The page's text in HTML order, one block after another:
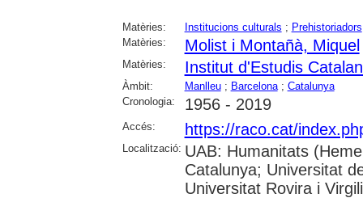
Matèries: Institucions culturals ; Prehistoriadors
Matèries:
Molist i Montañà, Miquel
Matèries: Institut d'Estudis
Àmbit: Manlleu; Barcelona; Catalunya
Cronologia:
1956 - 2019
Accés: https://raco.cat/
Localització: UAB: Humanitats
Catalunya; Universitat
Universitat Rovira i Virgili